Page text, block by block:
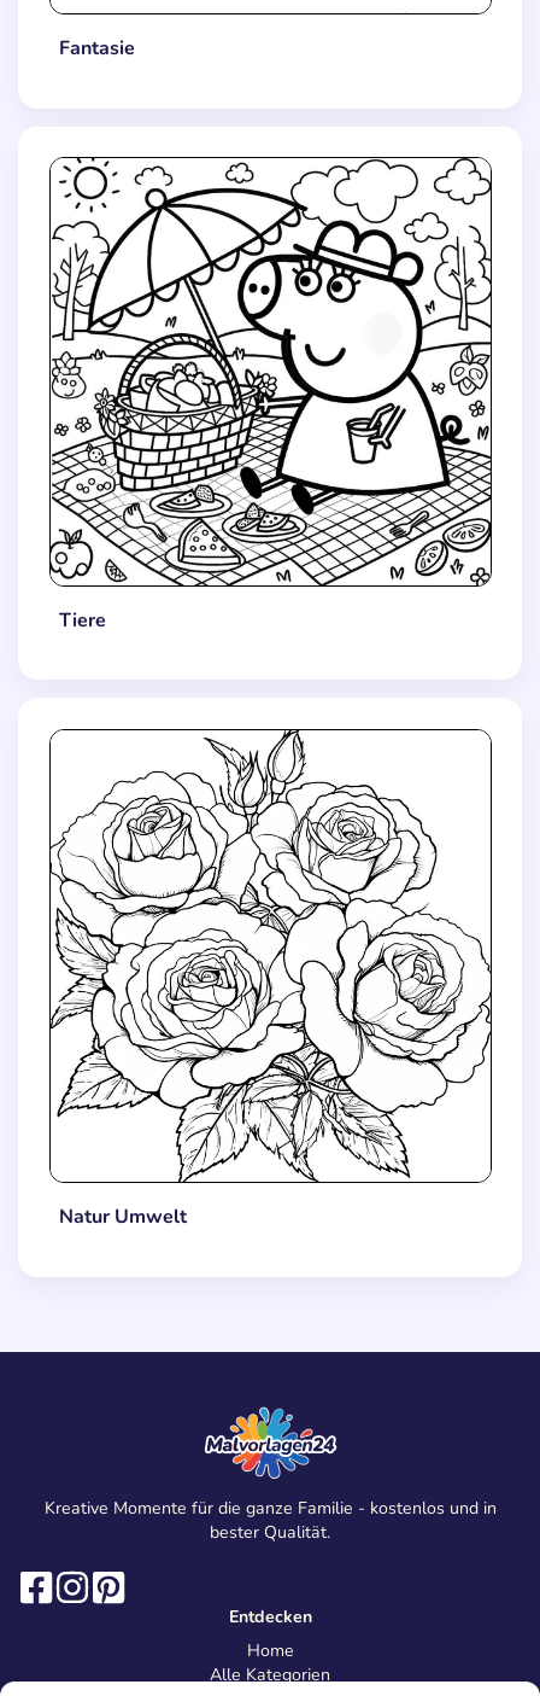
Fantasie
Tiere
Natur Umwelt
Kreative Momente für die ganze Familie - kostenlos und in
bester Qualität.
Entdecken
Home
Alle Kategorien